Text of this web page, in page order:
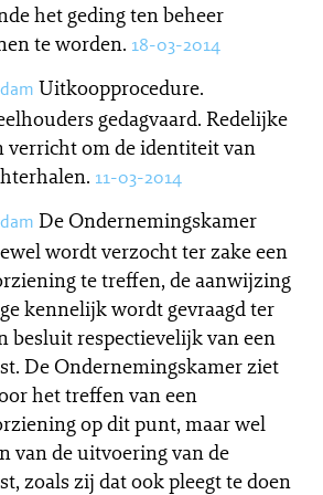
het geding ten beheer
te worden. 18-03-2014
Uitkoopprocedure.
gedagvaard. Redelijke
om de identiteit van
11-03-2014
De Ondernemingskamer
wordt verzocht ter zake een
te treffen, de aanwijzing
kennelijk wordt gevraagd ter
besluit respectievelijk van een
De Ondernemingskamer ziet
het treffen van een
op dit punt, maar wel
van de uitvoering van de
zoals zij dat ook pleegt te doen